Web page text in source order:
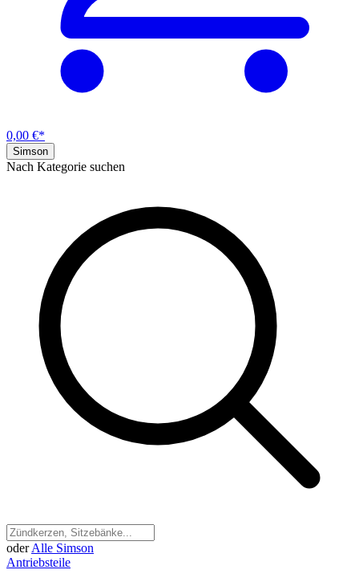
0,00 €*
Simson
Nach Kategorie suchen
oder Alle Simson
Antriebsteile